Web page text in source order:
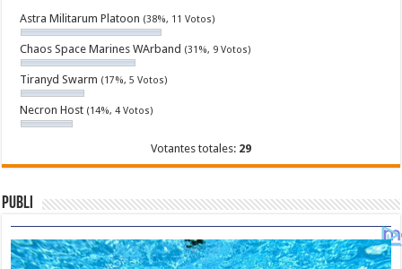
Astra Militarum Platoon (38%, 11 Votos)
Chaos Space Marines WArband (31%, 9 Votos)
Tiranyd Swarm (17%, 5 Votos)
Necron Host (14%, 4 Votos)
Votantes totales: 29
Publi